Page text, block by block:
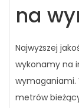
na
Najwyższej
wykonamy na
wymaganiami.
metrów